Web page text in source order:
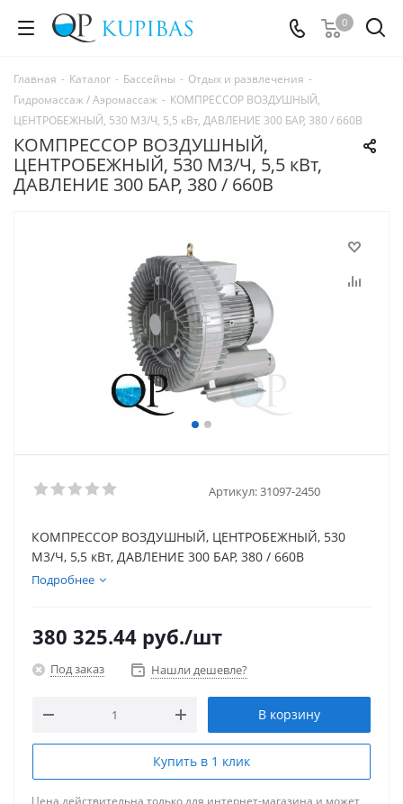
0
Главная - Каталог - Бассейны - Отдых и развлечения -
Гидромассаж / Аэромассаж - КОМПРЕССОР ВОЗДУШНЫЙ,
ЦЕНТРОБЕЖНЫЙ, 530 М3/Ч, 5,5 кВт, ДАВЛЕНИЕ 300 БАР, 380 / 660В
КОМПРЕССОР ВОЗДУШНЫЙ,
ЦЕНТРОБЕЖНЫЙ, 530 М3/Ч, 5,5 кВт,
ДАВЛЕНИЕ 300 БАР, 380 / 660В
Артикул:31097-2450
КОМПРЕССОР ВОЗДУШНЫЙ, ЦЕНТРОБЕЖНЫЙ, 530
М3/Ч, 5,5 кВт, ДАВЛЕНИЕ 300 БАР, 380 / 660В
Подробнее
380 325.44 руб./шт
Под заказ Нашли дешевле?
В корзину
Купить в 1 клик
Цена действительна только для интернет-магазина и может